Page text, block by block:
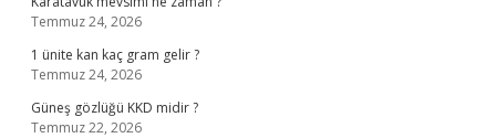
Temmuz 24, 2026
1 ünite kan kaç gram gelir ?
Temmuz 24, 2026
Güneş gözlüğü KKD midir ?
Temmuz 22, 2026